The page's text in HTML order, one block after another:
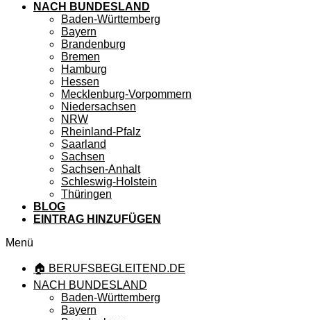
NACH BUNDESLAND
Baden-Württemberg
Bayern
Brandenburg
Bremen
Hamburg
Hessen
Mecklenburg-Vorpommern
Niedersachsen
NRW
Rheinland-Pfalz
Saarland
Sachsen
Sachsen-Anhalt
Schleswig-Holstein
Thüringen
BLOG
EINTRAG HINZUFÜGEN
Menü
🏠 BERUFSBEGLEITEND.DE
NACH BUNDESLAND
Baden-Württemberg
Bayern